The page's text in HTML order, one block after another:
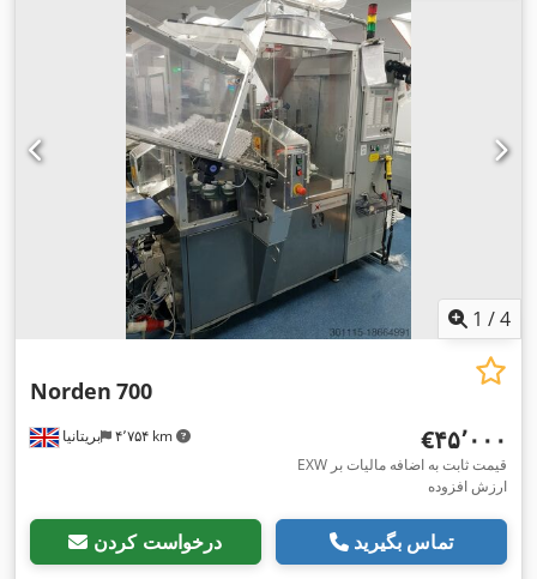
1 /4
بریتانیا ۴٬۷۵۴ km
Norden 700
‎€۴۵٬۰۰۰
EXW قیمت ثابت به اضافه مالیات بر
ارزش افزوده
درخواست کردن تماس بگیرید